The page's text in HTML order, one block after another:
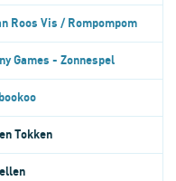
Roos Vis / Rompompom
Games - Zonnespel
Tokken